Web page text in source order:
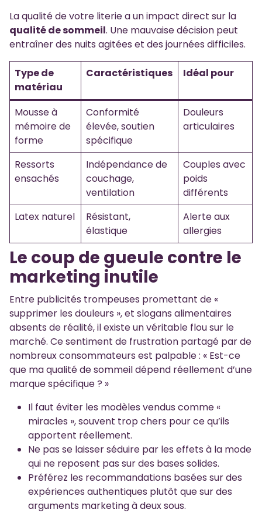
La qualité de votre literie a un impact direct sur la
qualité de sommeil. Une mauvaise décision peut
entraîner des nuits agitées et des journées difficiles.
Type de
matériau
Caractéristiques Idéal pour
Mousse à
mémoire de
forme
Conformité
élevée, soutien
spécifique
Douleurs
articulaires
Ressorts
ensachés
Indépendance de
couchage,
ventilation
Couples avec
poids
différents
Latex naturel
Résistant,
élastique
Alerte aux
allergies
Le coup de gueule contre le
marketing inutile
Entre publicités trompeuses promettant de «
supprimer les douleurs », et slogans alimentaires
absents de réalité, il existe un véritable flou sur le
marché. Ce sentiment de frustration partagé par de
nombreux consommateurs est palpable : « Est-ce
que ma qualité de sommeil dépend réellement d’une
marque spécifique ? »
Il faut éviter les modèles vendus comme «
miracles », souvent trop chers pour ce qu’ils
apportent réellement.
Ne pas se laisser séduire par les effets à la mode
qui ne reposent pas sur des bases solides.
Préférez les recommandations basées sur des
expériences authentiques plutôt que sur des
arguments marketing à deux sous.